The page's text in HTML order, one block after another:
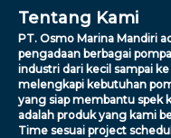
Tentang Kami
PT. Osmo Marina Mandiri
pengadaan berbagai
industri dari kecil sampai
melengkapi kebutuhan
yang siap membantu spek
adalah produk yang kami
Time sesuai project